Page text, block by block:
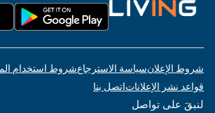
شروط الإعلانسياسة الاسترجاعشروط استخدام
قواعد نشر الإعلاناتاتصل بنا
لنبقَ على تواصل